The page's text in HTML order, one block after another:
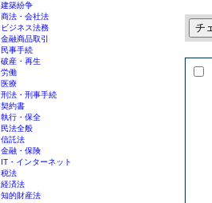
チ
建築紛争
商法・会社法
ビジネス法務
金融商品取引
民事手続
破産・再生
労働
医療
刑法・刑事手続
契約書
執行・保全
民法全般
信託法
金融・保険
IT・インターネット
税法
経済法
知的財産法